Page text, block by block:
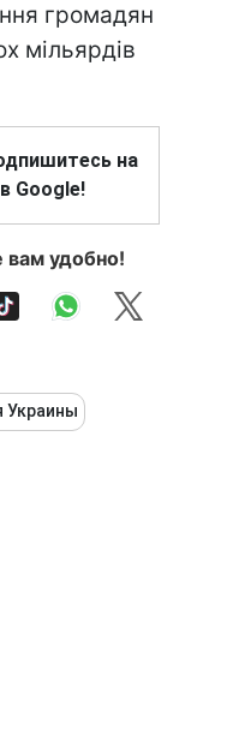
громадян
мільярдів
на
Google!
вам удобно!
Украины